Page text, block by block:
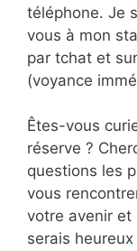
téléphone. Je
vous à mon
par tchat et
(voyance
Êtes-vous
réserve ?
questions les
vous
votre avenir et
serais